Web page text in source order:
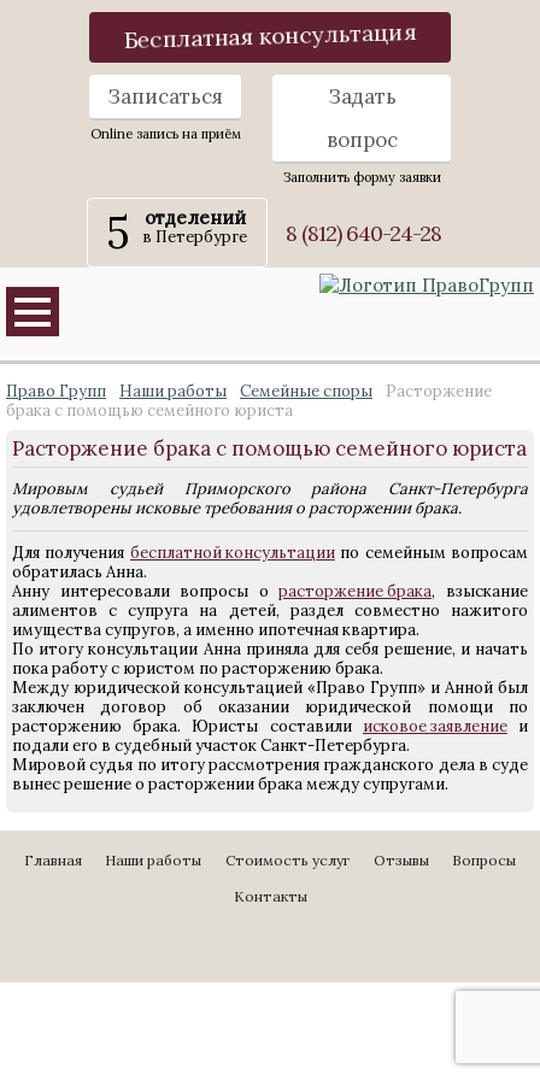
Бесплатная консультация
Записаться
Online запись на приём
Задать
вопрос
Заполнить форму заявки
5 отделений
в Петербурге 8 (812) 640-24-28
Право Групп Наши работы Семейные споры
Расторжение
брака с помощью семейного юриста
Расторжение брака с помощью семейного юриста
Мировым судьей Приморского района Санкт-Петербурга
удовлетворены исковые требования о расторжении брака.
Для получения бесплатной консультациипо семейным вопросам
обратилась Анна.
Анну интересовали вопросы орасторжение брака, взыскание
алиментов с супруга на детей, раздел совместно нажитого
имущества супругов, а именно ипотечная квартира.
По итогу консультации Анна приняла для себя решение, и начать
пока работу с юристом по расторжению брака.
Между юридической консультацией «Право Групп» и Анной был
заключен договор об оказании юридической помощи по
расторжению брака. Юристы составили исковое заявлениеи
подали его в судебный участок Санкт-Петербурга.
Мировой судья по итогу рассмотрения гражданского дела в суде
вынес решение о расторжении брака между супругами.
Главная Наши работы Стоимость услуг Отзывы
Вопросы
Контакты